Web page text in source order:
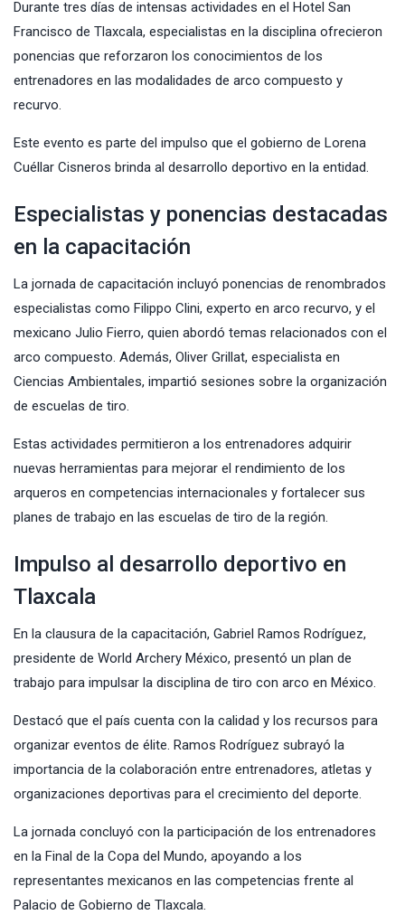
Durante tres días de intensas actividades en el Hotel San
Francisco de Tlaxcala, especialistas en la disciplina ofrecieron
ponencias que reforzaron los conocimientos de los
entrenadores en las modalidades de arco compuesto y
recurvo.
Este evento es parte del impulso que el gobierno de Lorena
Cuéllar Cisneros brinda al desarrollo deportivo en la entidad.
Especialistas y ponencias destacadas
en la capacitación
La jornada de capacitación incluyó ponencias de renombrados
especialistas como Filippo Clini, experto en arco recurvo, y el
mexicano Julio Fierro, quien abordó temas relacionados con el
arco compuesto. Además, Oliver Grillat, especialista en
Ciencias Ambientales, impartió sesiones sobre la organización
de escuelas de tiro.
Estas actividades permitieron a los entrenadores adquirir
nuevas herramientas para mejorar el rendimiento de los
arqueros en competencias internacionales y fortalecer sus
planes de trabajo en las escuelas de tiro de la región.
Impulso al desarrollo deportivo en
Tlaxcala
En la clausura de la capacitación, Gabriel Ramos Rodríguez,
presidente de World Archery México, presentó un plan de
trabajo para impulsar la disciplina de tiro con arco en México.
Destacó que el país cuenta con la calidad y los recursos para
organizar eventos de élite. Ramos Rodríguez subrayó la
importancia de la colaboración entre entrenadores, atletas y
organizaciones deportivas para el crecimiento del deporte.
La jornada concluyó con la participación de los entrenadores
en la Final de la Copa del Mundo, apoyando a los
representantes mexicanos en las competencias frente al
Palacio de Gobierno de Tlaxcala.